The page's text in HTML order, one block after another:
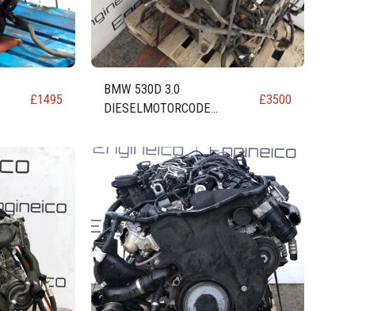
£1495
BMW 530D 3.0
DIESELMOTORCODE
£3500